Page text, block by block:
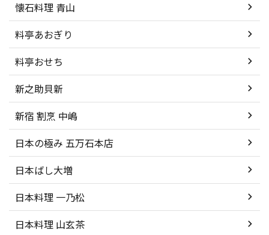
懐石料理 青山
料亭あおぎり
料亭おせち
新之助貝新
新宿 割烹 中嶋
日本の極み 五万石本店
日本ばし大増
日本料理 一乃松
日本料理 山玄茶